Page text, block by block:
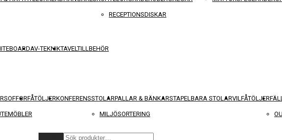
AV-TEKNIKTAVELTILLBEHÖR
RECEPTIONSDISKAR
SOFFORFÅTÖLJERKONFERENSSTOLARPALLAR & BÄNKARSTAPELBARA STOLARVILFÅTÖLJER
MILJÖSORTERING